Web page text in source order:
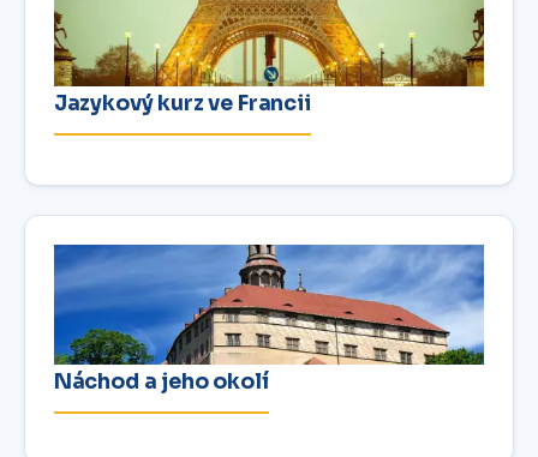
Jazykový kurz ve Francii
Náchod a jeho okolí